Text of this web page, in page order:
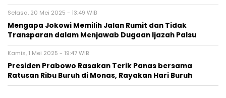
Selasa, 20 Mei 2025 - 13:49 WIB
Mengapa Jokowi Memilih Jalan Rumit dan Tidak
Transparan dalam Menjawab Dugaan Ijazah Palsu
Kamis, 1 Mei 2025 - 19:47 WIB
Presiden Prabowo Rasakan Terik Panas bersama
Ratusan Ribu Buruh di Monas, Rayakan Hari Buruh